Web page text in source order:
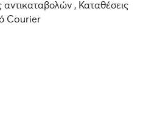
, Καταθέσεις
Courier